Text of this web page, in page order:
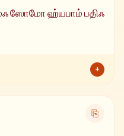
ஸோமோ ஹ்யபாம் பதிஃ
+
யமன், சந்திரன் மற்றும்
⎘